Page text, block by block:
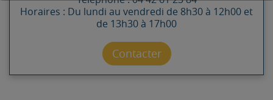
Horaires : Du lundi au vendredi de 8h30 à 12h00 et
de 13h30 à 17h00
Contacter par mail
Contacter